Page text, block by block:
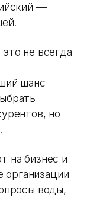
—
не всегда
шанс
но
на бизнес и
воды,